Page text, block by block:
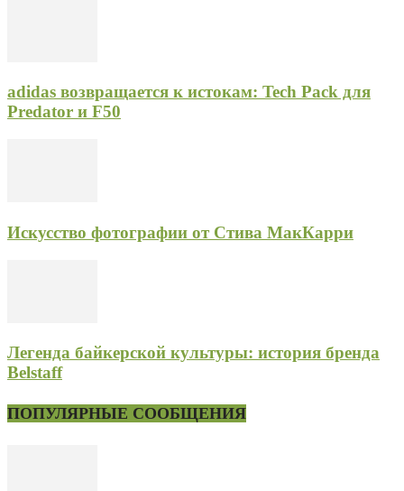
adidas возвращается к истокам: Tech Pack для
Predator и F50
Искусство фотографии от Стива МакКарри
Легенда байкерской культуры: история бренда
Belstaff
ПОПУЛЯРНЫЕ СООБЩЕНИЯ